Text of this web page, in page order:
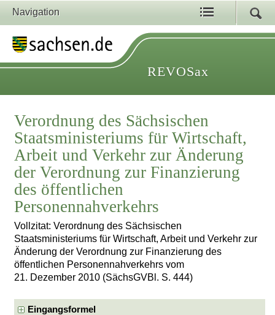
Navigation
REVOSax
Verordnung des Sächsischen
Staatsministeriums für Wirtschaft,
Arbeit und Verkehr zur Änderung
der Verordnung zur Finanzierung
des öffentlichen
Personennahverkehrs
Vollzitat: Verordnung des Sächsischen
Staatsministeriums für Wirtschaft, Arbeit und Verkehr zur
Änderung der Verordnung zur Finanzierung des
öffentlichen Personennahverkehrs vom
21. Dezember 2010 (SächsGVBl. S. 444)
Eingangsformel